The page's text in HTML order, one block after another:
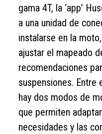
gama 4T, la ‘app’
a una unidad de
instalarse en la
ajustar el mapeado
recomendaciones
suspensiones. Entre
hay dos modos de
que permiten
necesidades y las